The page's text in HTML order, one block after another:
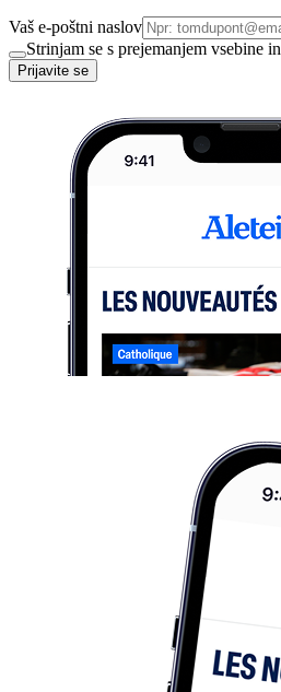
Vaš e-poštni naslov
Strinjam se s prejemanjem vsebine in
Prijavite se